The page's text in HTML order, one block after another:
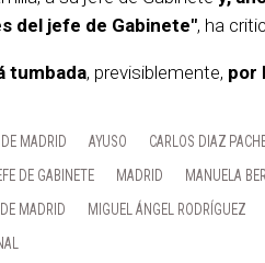
del jefe de Gabinete", ha
tumbada, previsiblemente, por
MADRID AYUSO CARLOS DIAZ
DE GABINETE MADRID MANUELA
MADRID
MIGUEL ÁNGEL RODRÍGUEZ